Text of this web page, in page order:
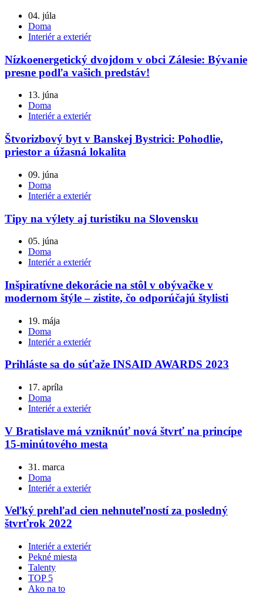
04. júla
Doma
Interiér a exteriér
Nízkoenergetický dvojdom v obci Zálesie: Bývanie
presne podľa vašich predstáv!
13. júna
Doma
Interiér a exteriér
Štvorizbový byt v Banskej Bystrici: Pohodlie,
priestor a úžasná lokalita
09. júna
Doma
Interiér a exteriér
Tipy na výlety aj turistiku na Slovensku
05. júna
Doma
Interiér a exteriér
Inšpiratívne dekorácie na stôl v obývačke v
modernom štýle – zistite, čo odporúčajú štylisti
19. mája
Doma
Interiér a exteriér
Prihláste sa do súťaže INSAID AWARDS 2023
17. apríla
Doma
Interiér a exteriér
V Bratislave má vzniknúť nová štvrť na princípe
15-minútového mesta
31. marca
Doma
Interiér a exteriér
Veľký prehľad cien nehnuteľností za posledný
štvrťrok 2022
Interiér a exteriér
Pekné miesta
Talenty
TOP 5
Ako na to